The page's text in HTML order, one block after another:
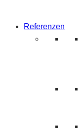
Referenzen